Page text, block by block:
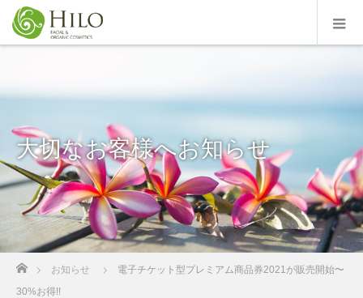
大切なお客様へお知らせ
ホーム
お知らせ
電子チケット型プレミアム商品券2021が販売開始〜
30%お得!!